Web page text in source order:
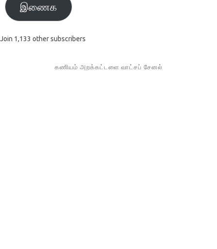
இணைக
Join 1,133 other subscribers
கணியம் அறக்கட்டளை வாட்சப் சேனல்